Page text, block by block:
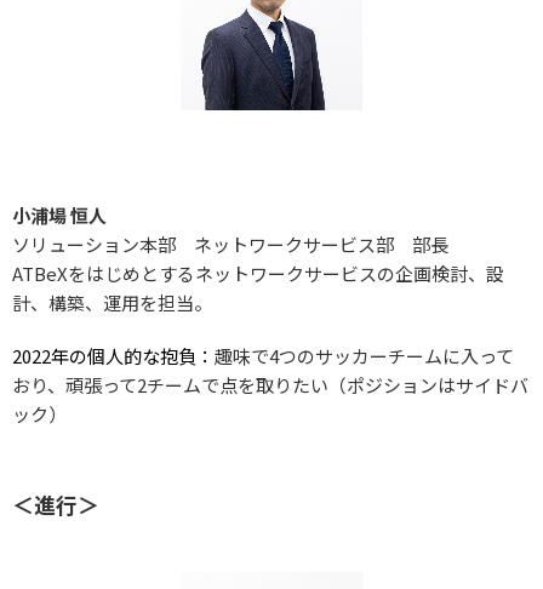
小浦場 恒人
ソリューション本部 ネットワークサービス部 部長
ATBeXをはじめとするネットワークサービスの企画検討、設
計、構築、運用を担当。
2022年の個人的な抱負： 趣味で4つのサッカーチームに入って
おり、頑張って2チームで点を取りたい（ポジションはサイドバ
ック）
＜進行＞